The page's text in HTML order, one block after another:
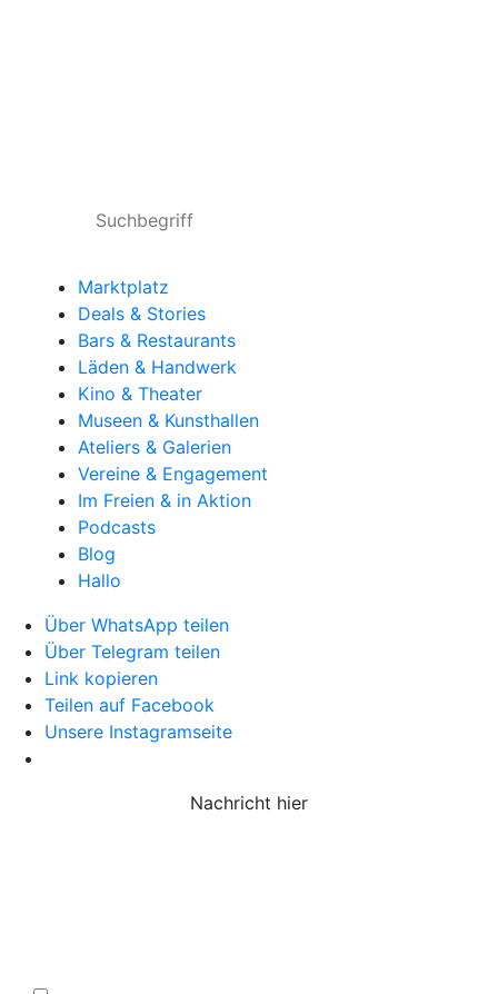
Marktplatz
Deals & Stories
Bars & Restaurants
Läden & Handwerk
Kino & Theater
Museen & Kunsthallen
Ateliers & Galerien
Vereine & Engagement
Im Freien & in Aktion
Podcasts
Blog
Hallo
Über WhatsApp teilen
Über Telegram teilen
Link kopieren
Teilen auf Facebook
Unsere Instagramseite
Nachricht hier